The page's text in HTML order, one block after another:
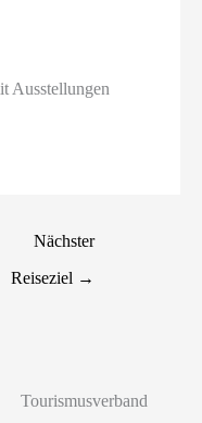
Ausstellungen
Nächster
Reiseziel →
Tourismusverband